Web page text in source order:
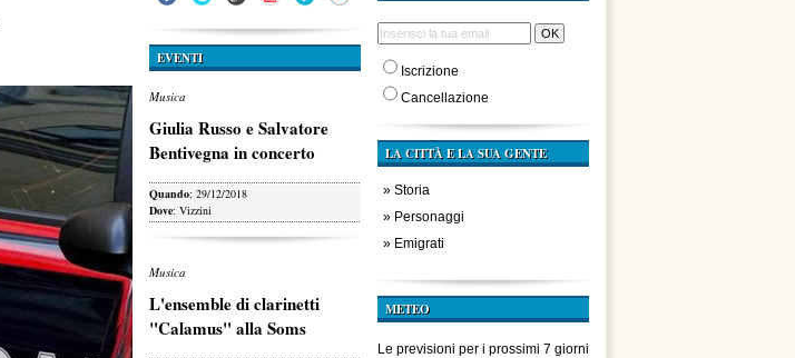
EVENTI
Musica
Giulia Russo e Salvatore
Bentivegna in concerto
Quando: 29/12/2018
Dove: Vizzini
Musica
L'ensemble di clarinetti
"Calamus" alla Soms
Iscrizione
Cancellazione
LA CITTÀ E LA SUA GENTE
» Storia
» Personaggi
» Emigrati
METEO
Le previsioni per i prossimi 7 giorni